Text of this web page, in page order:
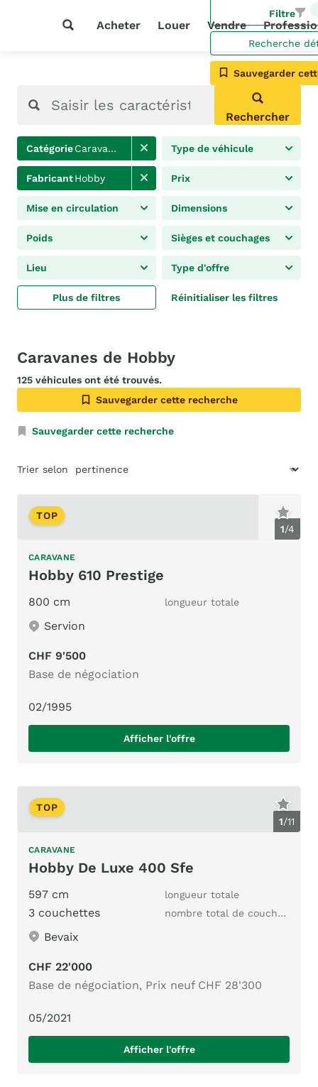
Acheter Louer Vendre
Filtre
Recherche
Sauvegarder
Rechercher
CatégorieCaravanes Type de véhicule
FabricantHobby Prix
Mise en circulation Dimensions
Poids Sièges et couchages
Lieu Type d'offre
Plus de filtres Réinitialiser les filtres
Caravanes de Hobby
125 véhicules ont été trouvés.
Sauvegarder cette recherche
Sauvegarder cette recherche
Trier selon
1/4
TOP
CARAVANE
Hobby 610 Prestige
800 cm longueur totale
Servion
CHF 9'500
Base de négociation
02/1995
Afficher l'offre
1/11
TOP
CARAVANE
Hobby De Luxe 400 Sfe
597 cm longueur totale
3 couchettes nombre total de couchages
Bevaix
CHF 22'000
Base de négociation, Prix neuf CHF 28'300
05/2021
Afficher l'offre